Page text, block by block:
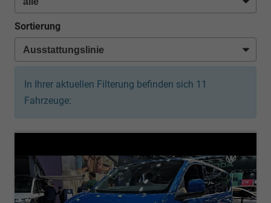
Sortierung
In Ihrer aktuellen Filterung befinden sich 11
Fahrzeuge: